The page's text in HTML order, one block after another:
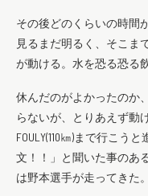
その後どのくらいの時間
見るまだ明るく、そこま
が動ける。水を恐る恐る
休んだのがよかったのか
らないが、とりあえず動
FOULY(110㎞)まで行こ
文！！」と聞いた事のあ
は野本選手が走ってきた。